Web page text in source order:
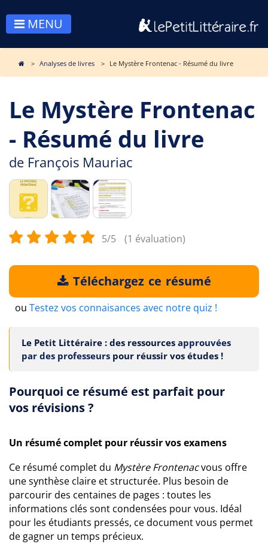
MENU
Analyses de livres Le Mystère Frontenac - Résumé du livre
Le Mystère Frontenac
- Résumé du livre
de François Mauriac
5/5 (1 évaluation)
Téléchargez ce résumé
ou Testez vos connaisances avec notre quiz !
Le Petit Littéraire : des ressources approuvées
par des professeurs pour réussir vos études !
Pourquoi ce résumé est parfait pour
vos révisions ?
Un résumé complet pour réussir vos examens
Ce résumé complet du Mystère Frontenacvous offre
une synthèse claire et structurée. Plus besoin de
parcourir des centaines de pages : toutes les
informations clés sont condensées pour vous. Idéal
pour les étudiants pressés, ce document vous permet
de gagner un temps précieux.